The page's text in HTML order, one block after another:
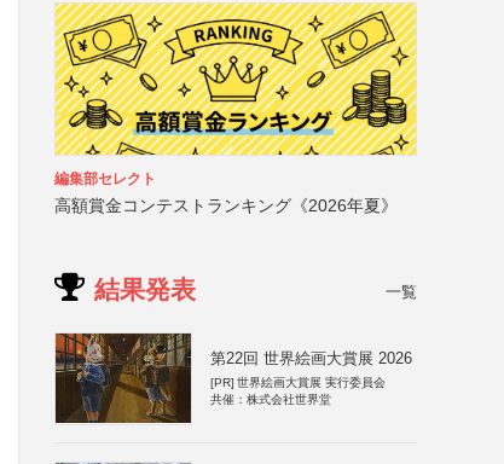
編集部セレクト
高額賞金コンテストランキング《2026年夏》
結果発表 一覧
第22回 世界絵画大賞展 2026
[PR] 世界絵画大賞展 実行委員会
共催：株式会社世界堂